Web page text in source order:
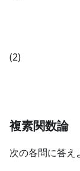
(2)
複素関数論
次の各問に答え